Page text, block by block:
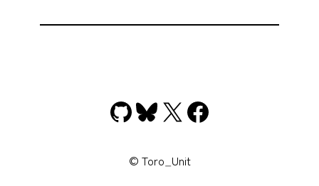
GitHub
Bluesky
X Facebook
© Toro_Unit